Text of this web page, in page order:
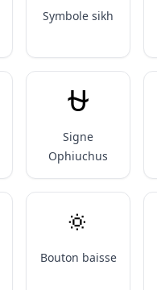
Symbole sikh
⛎️
Signe
Ophiuchus
🔅
Bouton baisse